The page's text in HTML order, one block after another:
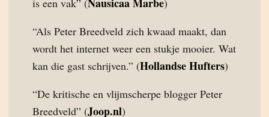
is een vak” (
)
“Als Peter Breedveld zich kwaad maakt, dan
wordt het internet weer een stukje mooier. Wat
kan die gast schrijven.” (Hollandse Hufters)
“De kritische en vlijmscherpe blogger Peter
Breedveld” (Joop.nl)